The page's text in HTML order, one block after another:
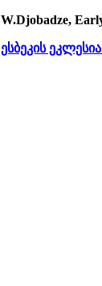
W.Djobadze,
ესბეკის